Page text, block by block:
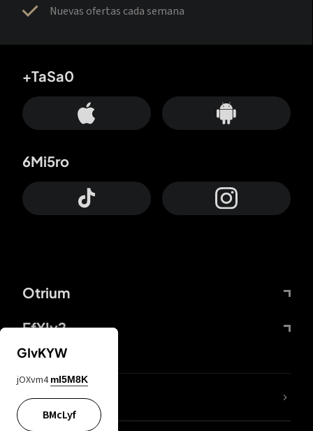
Nuevas ofertas cada semana
Otrium
FfYIy2
+TaSa0
6Mi5ro
65A04M
GIvKYW
jOXvm4 mI5M8K
BMcLyf